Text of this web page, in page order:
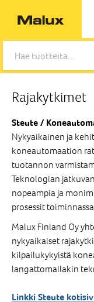
Rajakytkimet
Steute /
Nykyaikainen ja
koneautomaation
tuotannon
Teknologian
nopeampia ja
prosessit
Malux Finland Oy
nykyaikaiset
kilpailukykyistä
langattomallakin
Linkki Steute